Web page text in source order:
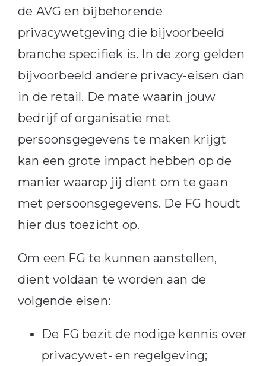
de AVG en bijbehorende
privacywetgeving die bijvoorbeeld
branche specifiek is. In de zorg gelden
bijvoorbeeld andere privacy-eisen dan
in de retail. De mate waarin jouw
bedrijf of organisatie met
persoonsgegevens te maken krijgt
kan een grote impact hebben op de
manier waarop jij dient om te gaan
met persoonsgegevens. De FG houdt
hier dus toezicht op.
Om een FG te kunnen aanstellen,
dient voldaan te worden aan de
volgende eisen:
De FG bezit de nodige kennis over
privacywet- en regelgeving;